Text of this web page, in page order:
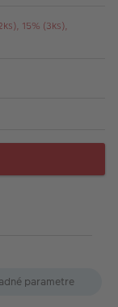
15% (3ks),
parametre